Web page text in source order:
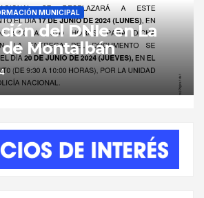
MUNICIPAL
del DNIe en La
Montalbán